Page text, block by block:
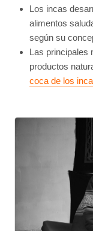
Los incas
alimentos
según su
Las principales
productos
coca de los